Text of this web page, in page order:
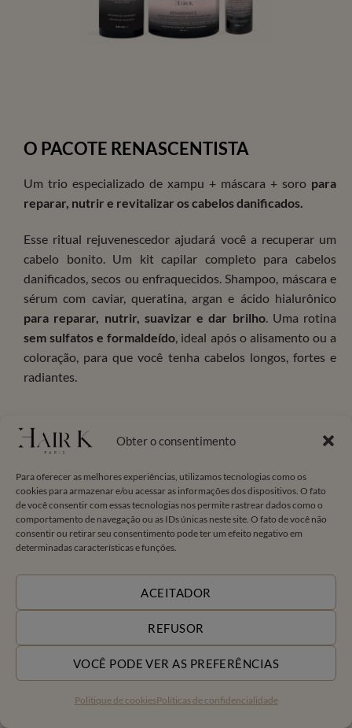
Obter o consentimento
Para oferecer as melhores experiências, utilizamos tecnologias como os
cookies para armazenar e/ou acessar as informações dos dispositivos. O fato
de você consentir com essas tecnologias nos permite rastrear dados como o
comportamento de navegação ou as IDs únicas neste site. O fato de você não
consentir ou retirar seu consentimento pode ter um efeito negativo em
determinadas características e funções.
ACEITADOR
REFUSOR
VOCÊ PODE VER AS PREFERÊNCIAS
Politique de cookiesPolíticas de confidencialidade
O PACOTE RENASCENTISTA
Um trio especializado de xampu + máscara + soro para
reparar, nutrir e revitalizar os cabelos danificados.
Esse ritual rejuvenescedor ajudará você a recuperar um
cabelo bonito. Um kit capilar completo para cabelos
danificados, secos ou enfraquecidos. Shampoo, máscara e
sérum com caviar, queratina, argan e ácido hialurônico
para reparar, nutrir, suavizar e dar brilho. Uma rotina
sem sulfatos e formaldeído, ideal após o alisamento ou a
coloração, para que você tenha cabelos longos, fortes e
radiantes.
DESCUBRA O PACOTE RENAISSANCE
REPARAÇÃO, BRILHO E FLEXIBILIDADE. CABELOS
MAIS FORTES TODOS OS DIAS.